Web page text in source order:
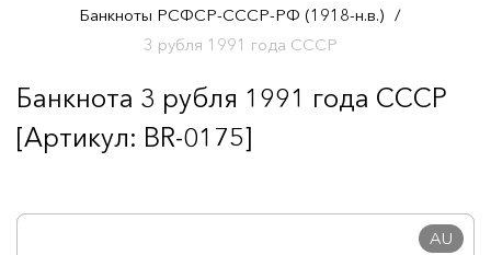
Банкноты РСФСР-СССР-РФ (1918-н.в.) /
3 рубля 1991 года СССР
Банкнота 3 рубля 1991 года СССР
[Артикул: BR-0175]
AU